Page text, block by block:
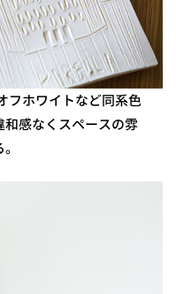
フホワイトなど同系色
感なくスペースの雰